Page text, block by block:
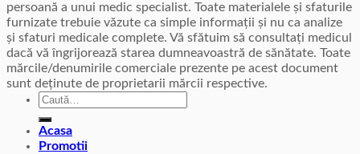
persoană a unui medic specialist. Toate materialele și sfaturile
furnizate trebuie văzute ca simple informații și nu ca analize
și sfaturi medicale complete. Vă sfătuim să consultați medicul
dacă vă îngrijorează starea dumneavoastră de sănătate. Toate
mărcile/denumirile comerciale prezente pe acest document
sunt deținute de proprietarii mărcii respective.
Caută
Acasa
Promotii